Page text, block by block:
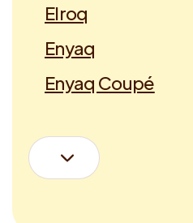
Elroq
Enyaq
Enyaq Coupé